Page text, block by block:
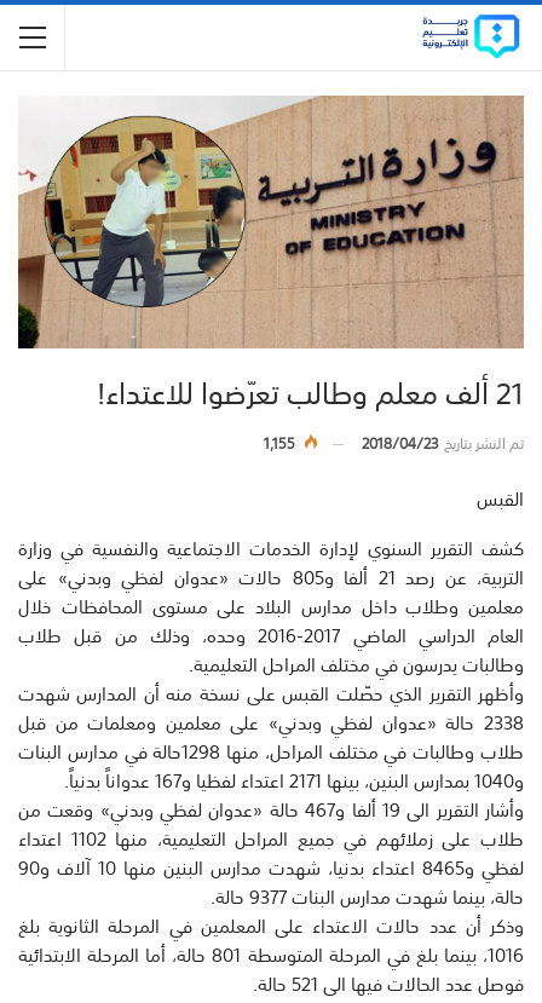
21 ألف معلم وطالب تعرّضوا للاعتداء!
تم النشر بتاريخ2018/04/23
1,155
القبس
كشف التقرير السنوي لإدارة الخدمات الاجتماعية والنفسية في وزارة
التربية، عن رصد 21 ألفا و805 حالات «عدوان لفظي وبدني» على
معلمين وطلاب داخل مدارس البلاد على مستوى المحافظات خلال
العام الدراسي الماضي 2017-2016 وحده، وذلك من قبل طلاب
وطالبات يدرسون في مختلف المراحل التعليمية.
وأظهر التقرير الذي حصّلت القبس على نسخة منه أن المدارس شهدت
2338 حالة «عدوان لفظي وبدني» على معلمين ومعلمات من قبل
طلاب وطالبات في مختلف المراحل، منها 1298حالة في مدارس البنات
و1040 بمدارس البنين، بينها 2171 اعتداء لفظيا و167 عدواناً بدنياً.
وأشار التقرير الى 19 ألفا و467 حالة «عدوان لفظي وبدني» وقعت من
طلاب على زملائهم في جميع المراحل التعليمية، منها 1102 اعتداء
لفظي و8465 اعتداء بدنيا، شهدت مدارس البنين منها 10 آلاف و90
حالة، بينما شهدت مدارس البنات 9377 حالة.
وذكر أن عدد حالات الاعتداء على المعلمين في المرحلة الثانوية بلغ
1016، بينما بلغ في المرحلة المتوسطة 801 حالة، أما المرحلة الابتدائية
فوصل عدد الحالات فيها الى 521 حالة.